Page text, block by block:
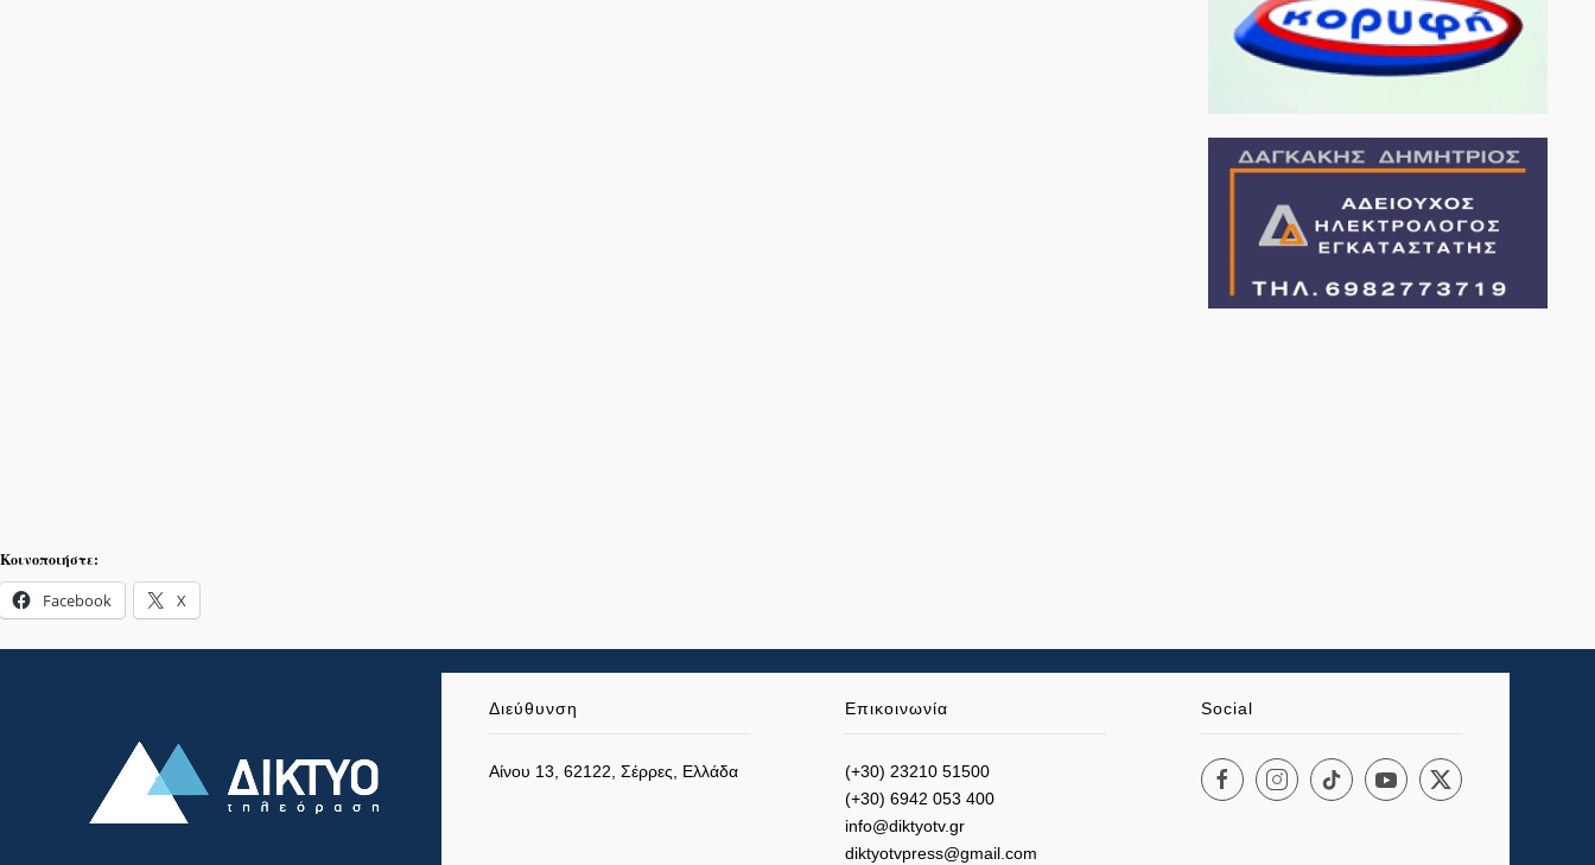
Κοινοποιήστε:
Facebook X
Διεύθυνση
Αίνου 13, 62122, Σέρρες, Ελλάδα
Επικοινωνία
(+30) 23210 51500
(+30) 6942 053 400
info@diktyotv.gr
diktyotvpress@gmail.com
Social